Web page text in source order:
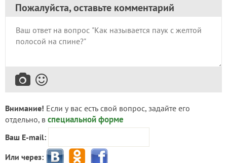
Пожалуйста, оставьте комментарий
Внимание! Если у вас есть свой вопрос, задайте его
отдельно, в специальной форме
Ваш E-mail:
Или через: